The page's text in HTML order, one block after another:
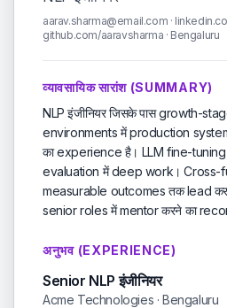
aarav.sharma@email.com ·
github.com/aaravsharma · Bengaluru
व्यावसायिक सारांश (SUMMARY)
NLP इंजीनियर जिसके पास growth-
environments में production
का experience है। LLM fine-
evaluation में deep work। Cross-
measurable outcomes तक lead
senior roles में mentor करने का
अनुभव (EXPERIENCE)
Senior NLP इंजीनियर
Acme Technologies · Bengaluru